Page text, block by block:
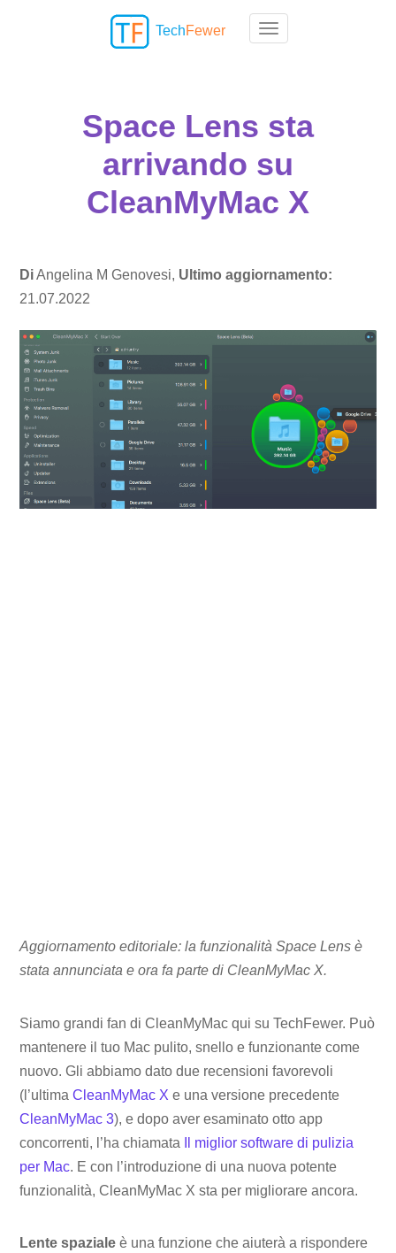
Toggle navigation
TechFewer
Space Lens sta
arrivando su
CleanMyMac X
DiAngelina M Genovesi, Ultimo aggiornamento:
21.07.2022
Aggiornamento editoriale: la funzionalità Space Lens è
stata annunciata e ora fa parte di CleanMyMac X.
Siamo grandi fan di CleanMyMac qui su TechFewer. Può
mantenere il tuo Mac pulito, snello e funzionante come
nuovo. Gli abbiamo dato due recensioni favorevoli
(l’ultimaCleanMyMac X e una versione precedente
CleanMyMac 3), e dopo aver esaminato otto app
concorrenti, l’ha chiamata
Il miglior software di pulizia
per Mac. E con l’introduzione di una nuova potente
funzionalità, CleanMyMac X sta per migliorare ancora.
Lente spaziale è una funzione che aiuterà a rispondere